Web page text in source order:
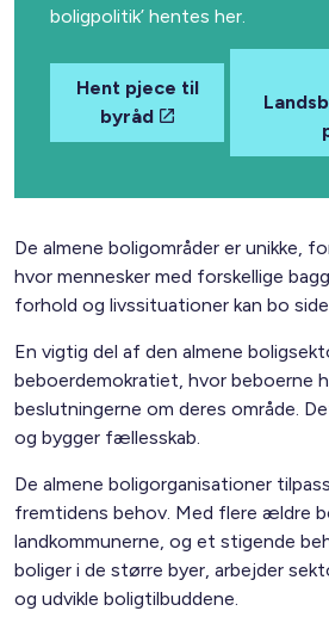
boligpolitik’ hentes her.
Hent pjece til
byråd
De almene boligområder er unikke,
hvor mennesker med forskellige
forhold og livssituationer kan bo
En vigtig del af den almene
beboerdemokratiet, hvor beboerne
beslutningerne om deres område.
og bygger fællesskab.
De almene boligorganisationer
fremtidens behov. Med flere ældre
landkommunerne, og et stigende
boliger i de større byer, arbejder
og udvikle boligtilbuddene.